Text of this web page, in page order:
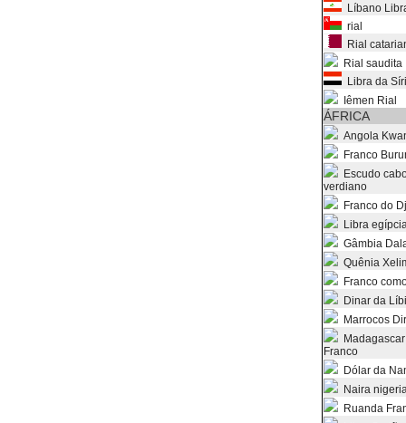
Líbano
rial
Rial
Rial saudita
Libra da
Iêmen Rial
ÁFRICA
Angola
Franco
Escudo
verdiano
Franco do
Libra
Gâmbia
Quênia
Franco
Dinar da
Marrocos
Madagascar
Franco
Dólar da
Naira
Ruanda